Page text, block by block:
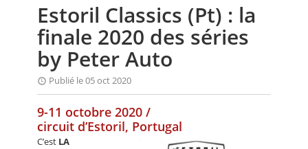
ANNUAIRES
PETITES ANNONCES
Estoril Classics (Pt) : la
finale 2020 des séries
by Peter Auto
Publié le 05 oct 2020
9-11 octobre 2020 /
circuit d’Estoril, Portugal
C’est LA